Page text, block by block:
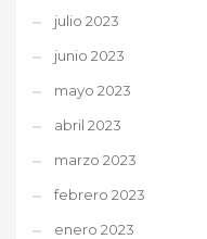
julio 2023
junio 2023
mayo 2023
abril 2023
marzo 2023
febrero 2023
enero 2023